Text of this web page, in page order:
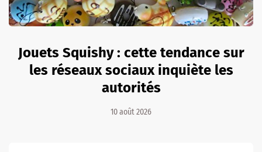
Jouets Squishy : cette tendance sur
les réseaux sociaux inquiète les
autorités
10 août 2026